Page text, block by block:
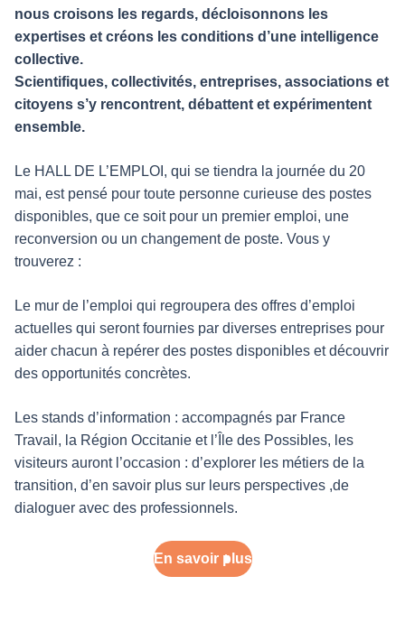
nous croisons les regards, décloisonnons les
expertises et créons les conditions d’une intelligence
collective.
Scientifiques, collectivités, entreprises, associations et
citoyens s’y rencontrent, débattent et expérimentent
ensemble.
Le HALL DE L’EMPLOI, qui se tiendra la journée du 20
mai, est pensé pour toute personne curieuse des postes
disponibles, que ce soit pour un premier emploi, une
reconversion ou un changement de poste. Vous y
trouverez :
Le mur de l’emploi qui regroupera des offres d’emploi
actuelles qui seront fournies par diverses entreprises pour
aider chacun à repérer des postes disponibles et découvrir
des opportunités concrètes.
Les stands d’information : accompagnés par France
Travail, la Région Occitanie et l’Île des Possibles, les
visiteurs auront l’occasion : d’explorer les métiers de la
transition, d’en savoir plus sur leurs perspectives ,de
dialoguer avec des professionnels.
En savoir plus